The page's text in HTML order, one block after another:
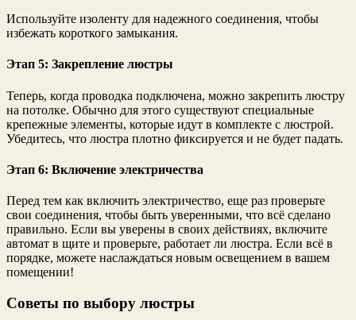
Используйте изоленту для надежного соединения, чтобы
избежать короткого замыкания.
Этап 5: Закрепление люстры
Теперь, когда проводка подключена, можно закрепить люстру
на потолке. Обычно для этого существуют специальные
крепежные элементы, которые идут в комплекте с люстрой.
Убедитесь, что люстра плотно фиксируется и не будет падать.
Этап 6: Включение электричества
Перед тем как включить электричество, еще раз проверьте
свои соединения, чтобы быть уверенными, что всё сделано
правильно. Если вы уверены в своих действиях, включите
автомат в щите и проверьте, работает ли люстра. Если всё в
порядке, можете наслаждаться новым освещением в вашем
помещении!
Советы по выбору люстры